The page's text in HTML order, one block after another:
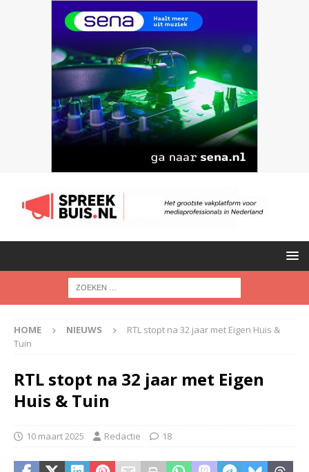
HOME NIEUWS
RTL stopt na 32 jaar met Eigen Huis &
Tuin
RTL stopt na 32 jaar met Eigen
Huis & Tuin
10 maart 2025 Redactie 18